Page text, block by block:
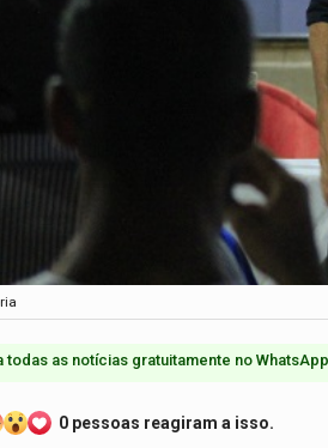
todas as notícias gratuitamente no
0 pessoas reagiram a isso.